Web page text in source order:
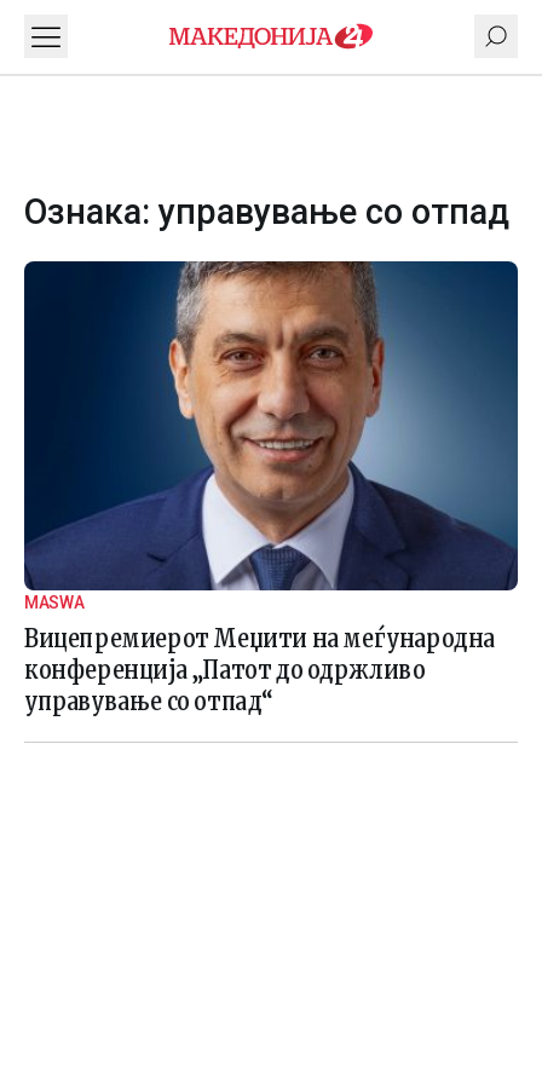
Ознака:управување со отпад
MASWA
Вицепремиерот Меџити на меѓународна
конференција „Патот до одржливо
управување со отпад“